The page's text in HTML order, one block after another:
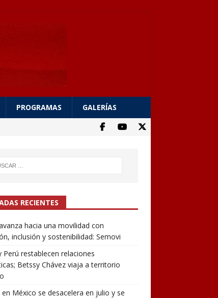
PROGRAMAS GALERÍAS
RECIENTES
hacia una movilidad con
inclusión y sostenibilidad: Semovi
Perú restablecen relaciones
Betssy Chávez viaja a territorio
México se desacelera en julio y se